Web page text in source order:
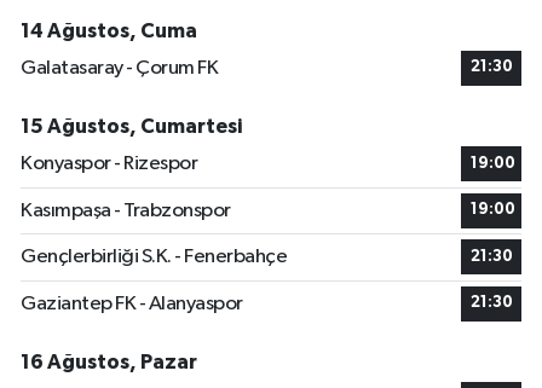
14 Ağustos, Cuma
Galatasaray - Çorum FK
21:30
15 Ağustos, Cumartesi
Konyaspor - Rizespor
19:00
Kasımpaşa - Trabzonspor 19:00
Gençlerbirliği S.K. - Fenerbahçe 21:30
Gaziantep FK - Alanyaspor 21:30
16 Ağustos, Pazar